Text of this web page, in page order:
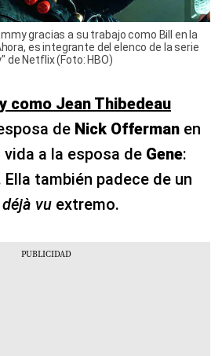
gracias a su trabajo como Bill en la
es integrante del elenco de la serie
de Netflix (Foto: HBO)
como Jean Thibedeau
de Nick Offerman en
vida a la esposa de Gene:
Ella también padece de un
déjà vu extremo.